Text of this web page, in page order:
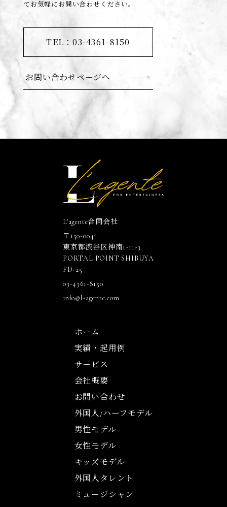
てお気軽にお問い合わせください。
TEL：03-4361-8150
お問い合わせページへ
L'agente合同会社
〒150-0041
東京都渋谷区神南1-11-3
PORTAL POINT SHIBUYA
FD-25
03-4361-8150
info@l-agente.com
ホーム
実績・起用例
サービス
会社概要
お問い合わせ
外国人/ハーフモデル
男性モデル
女性モデル
キッズモデル
外国人タレント
ミュージシャン